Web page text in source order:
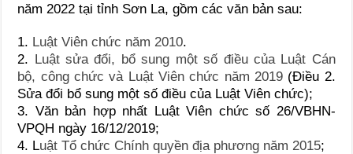
năm 2022 tại tỉnh Sơn La, gồm các văn bản sau:
1. Luật Viên chức năm 2010.
2. Luật sửa đổi, bổ sung một số điều của Luật Cán
bộ, công chức và Luật Viên chức năm 2019 (Điều 2.
Sửa đổi bổ sung một số điều của Luật Viên chức);
3. Văn bản hợp nhất Luật Viên chức số 26/VBHN-
VPQH ngày 16/12/2019;
4. Luật Tổ chức Chính quyền địa phương năm 2015;